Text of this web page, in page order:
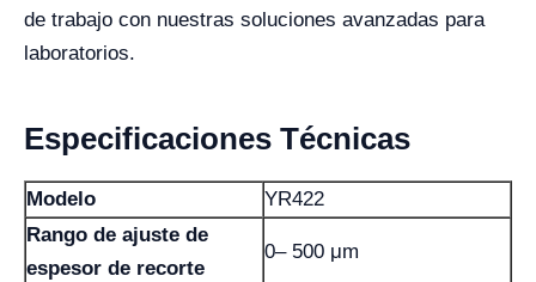
de trabajo con nuestras soluciones avanzadas para
laboratorios.
Especificaciones Técnicas
Modelo
YR422
Rango de ajuste de
espesor de recorte
0– 500 μm